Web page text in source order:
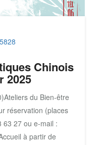
Chinois
2025
du Bien-être
réservation (places
63 27 ou e-mail :
à partir de